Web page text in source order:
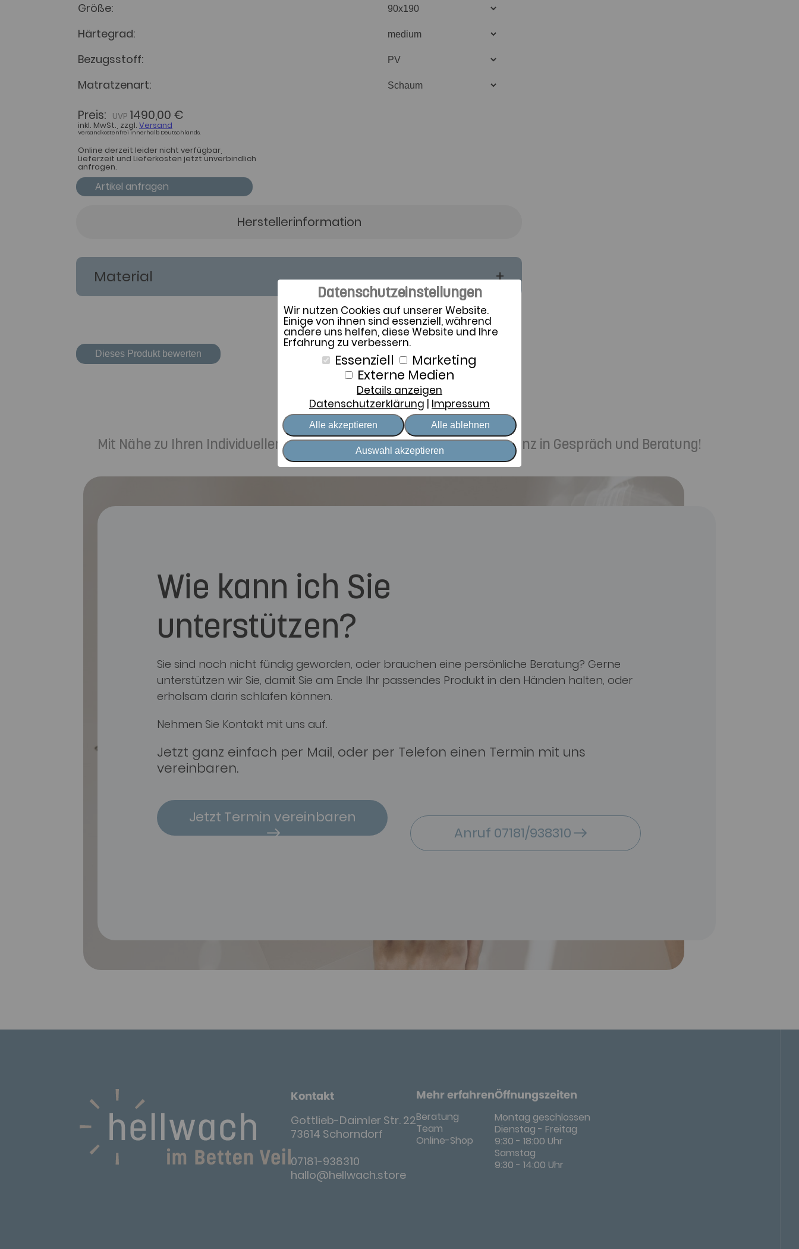
Datenschutzeinstellungen
Wir nutzen Cookies auf unserer Website.
Einige von ihnen sind essenziell, während
andere uns helfen, diese Website und Ihre
Erfahrung zu verbessern.
Essenziell
Marketing
Externe Medien
Details anzeigen
Datenschutzerklärung Impressum
Alle akzeptieren Alle ablehnen
Auswahl akzeptieren
Größe
Härtegrad
Bezugsstoff
Matratzenart
Preis: 1490,00 €
inkl. MwSt., zzgl. Versand
Versandkostenfrei innerhalb Deutschlands.
Online derzeit leider nicht verfügbar,
Lieferzeit und Lieferkosten jetzt unverbindlich
anfragen.
Artikel anfragen
Herstellerinformation
Material
Dieses Produkt bewerten
Zeit für Sie
Mit Nähe zu Ihren Individuellen Schlafwünschen und achtsamer Distanz in Gespräch und Beratung!
Wie kann ich Sie
unterstützen?
Sie sind noch nicht fündig geworden, oder brauchen eine persönliche Beratung? Gerne
unterstützen wir Sie, damit Sie am Ende Ihr passendes Produkt in den Händen halten, oder
erholsam darin schlafen können.
Nehmen Sie Kontakt mit uns auf.
Jetzt ganz einfach per Mail, oder per Telefon einen Termin mit uns
vereinbaren.
Jetzt Termin vereinbaren
Anruf 07181/938310
Kontakt
Gottlieb-Daimler Str. 22
73614 Schorndorf
07181-938310
hallo@hellwach.store
Mehr erfahren
Beratung
Team
Online-Shop
Öffnungszeiten
Montag geschlossen
Dienstag - Freitag
9:30 - 18:00 Uhr
Samstag
9:30 - 14:00 Uhr